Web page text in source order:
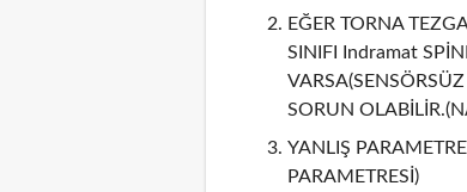
EĞER TORNA
SINIFI Indramat
SORUN
YANLIŞ
PARAMETRESİ)